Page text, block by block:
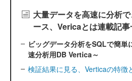
大量データを高速に分析
ース、Vericaとは連載記
ビッグデータ分析をSQLで簡単
速分析用DB Vertica～
検証結果に見る、Verticaの特徴